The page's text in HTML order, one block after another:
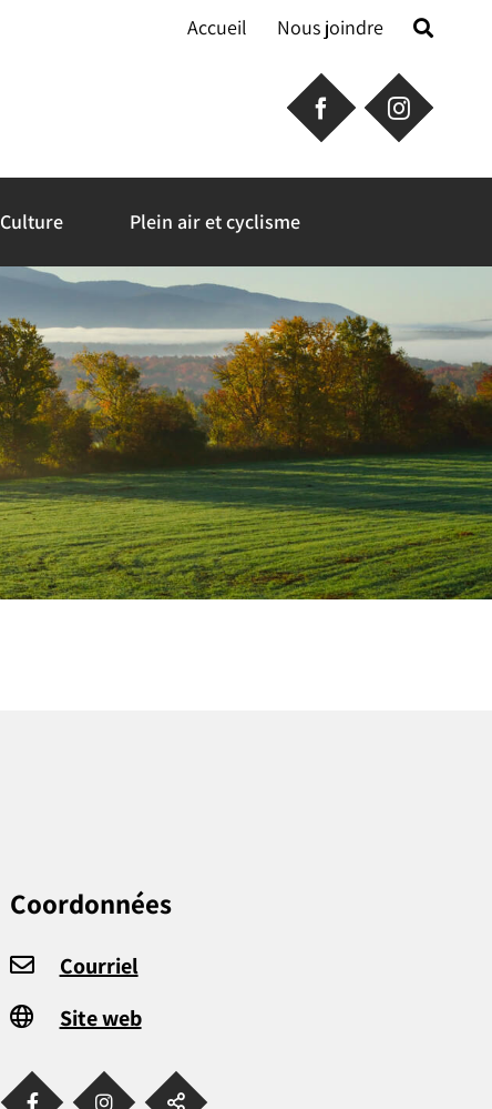
Accueil Nous joindre
Culture Plein air et cyclisme
Coordonnées
Courriel
Site web